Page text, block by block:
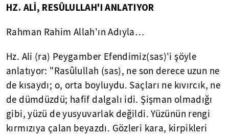
HZ. ALİ, RESÛLULLAH'I ANLATIYOR
Rahman Rahim Allah'ın Adıyla…
Hz. Ali (ra) Peygamber Efendimiz(sas)'i şöyle
anlatıyor: "Rasûlullah (sas), ne son derece uzun ne
de kısaydı; o, orta boyluydu. Saçları ne kıvırcık, ne
de dümdüzdü; hafif dalgalı idi. Şişman olmadığı
gibi, yüzü de yusyuvarlak değildi. Yüzünün rengi
kırmızıya çalan beyazdı. Gözleri kara, kirpikleri